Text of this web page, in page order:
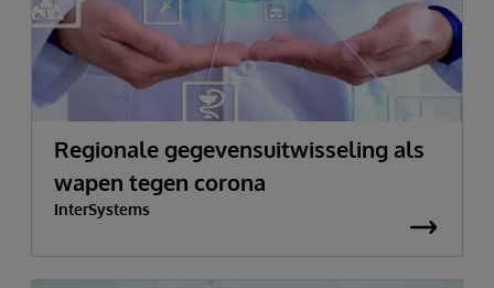
Regionale gegevensuitwisseling als
wapen tegen corona
InterSystems